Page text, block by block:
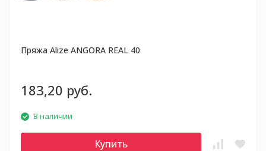
Пряжа Alize ANGORA REAL 40
183,20 руб.
В наличии
Купить